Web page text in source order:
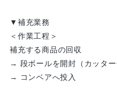
▼補充業務
＜作業工程＞
補充する商品の回収
→ 段ボールを開封（カッター
→ コンベアへ投入